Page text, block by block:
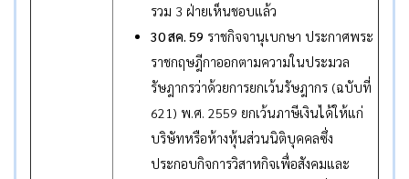
รวม 3 ฝ่ายเห็นชอบแล้ว
30 สค. 59 ราชกิจจานุเบกษา ประกาศพระ
ราชกฤษฎีกาออกตามความในประมวล
รัษฎากรว่าด้วยการยกเว้นรัษฎากร (ฉบับที่
621) พ.ศ. 2559 ยกเว้นภาษีเงินได้ให้แก่
บริษัทหรือห้างหุ้นส่วนนิติบุคคลซึ่ง
ประกอบกิจการวิสาหกิจเพื่อสังคมและ